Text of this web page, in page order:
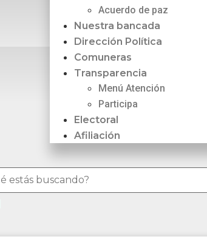
Acuerdo de paz
Nuestra bancada
Dirección Política
Comuneras
Transparencia
Menú Atención
Participa
Electoral
Afiliación